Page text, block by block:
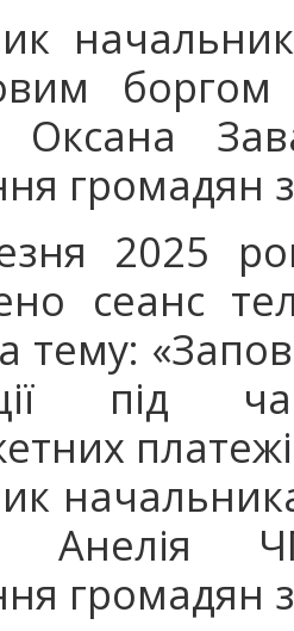
Оксана
громадян
2025
сеанс
тему:
під
Анелія
громадян